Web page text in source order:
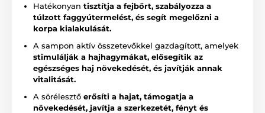
Hatékonyan tisztítja a fejbőrt, szabályozza a
túlzott faggyútermelést, és segít megelőzni a
korpa kialakulását.
A sampon aktív összetevőkkel gazdagított, amelyek
stimulálják a hajhagymákat, elősegítik az
egészséges haj növekedését, és javítják annak
vitalitását.
A sörélesztő erősíti a hajat, támogatja a
növekedését, javítja a szerkezetét, fényt és